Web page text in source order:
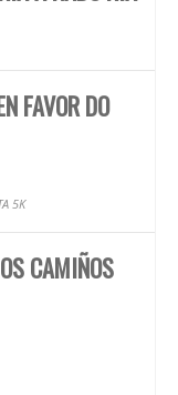
FAVOR DO
5K
CAMIÑOS